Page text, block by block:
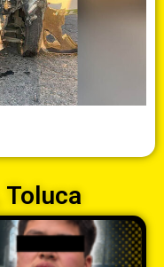
Toluca